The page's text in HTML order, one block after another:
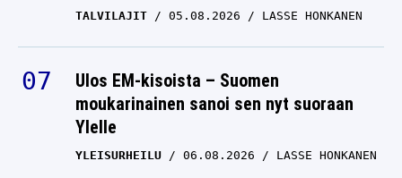
TALVILAJIT 05.08.2026 LASSE HONKANEN
Ulos EM-kisoista – Suomen
moukarinainen sanoi sen nyt suoraan
Ylelle
YLEISURHEILU 06.08.2026 LASSE HONKANEN